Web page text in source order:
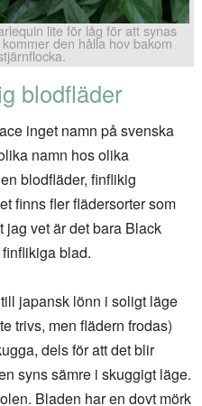
lite för låg för att synas
den hålla hov bakom
blodfläder
inget namn på svenska
namn hos olika
blodfläder, finflikig
finns fler flädersorter som
jag vet är det bara Black
blad.
japansk lönn i soligt läge
trivs, men flädern frodas)
dels för att det blir
syns sämre i skuggigt läge.
Bladen har en dovt mörk